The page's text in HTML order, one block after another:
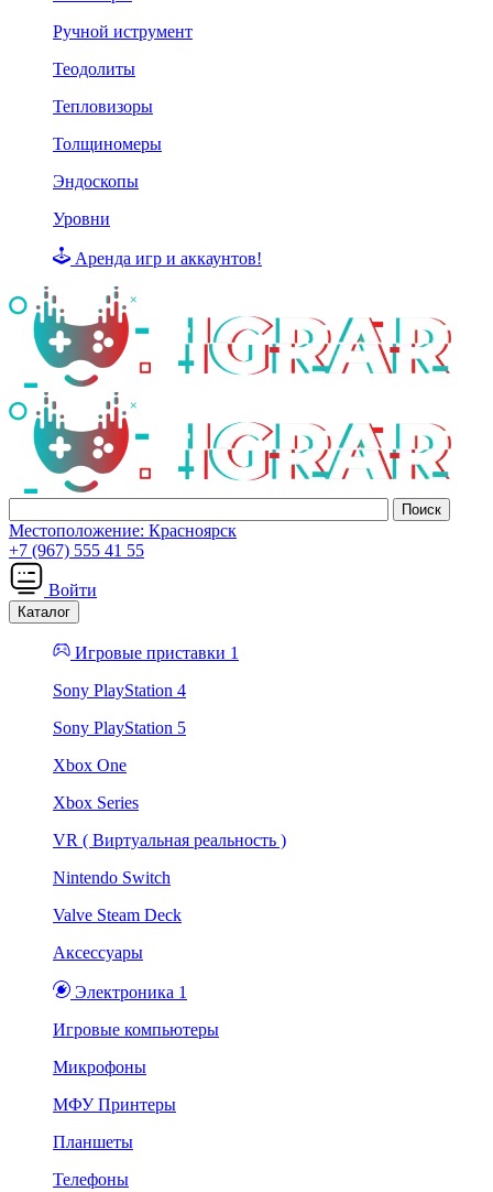
Ручной иструмент
Теодолиты
Тепловизоры
Толщиномеры
Эндоскопы
Уровни
Аренда игр и аккаунтов!
Местоположение: Красноярск
+7 (967) 555 41 55
Войти
Каталог
Игровые приставки 1
Sony PlayStation 4
Sony PlayStation 5
Xbox One
Xbox Series
VR ( Виртуальная реальность )
Nintendo Switch
Valve Steam Deck
Аксессуары
Электроника 1
Игровые компьютеры
Микрофоны
МФУ Принтеры
Планшеты
Телефоны